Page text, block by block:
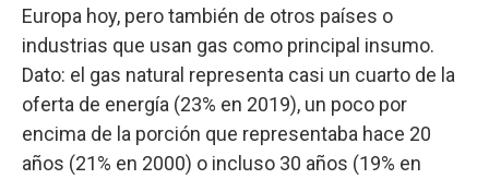
Europa hoy, pero también de otros países o
industrias que usan gas como principal insumo.
Dato: el gas natural representa casi un cuarto de la
oferta de energía (23% en 2019), un poco por
encima de la porción que representaba hace 20
años (21% en 2000) o incluso 30 años (19% en